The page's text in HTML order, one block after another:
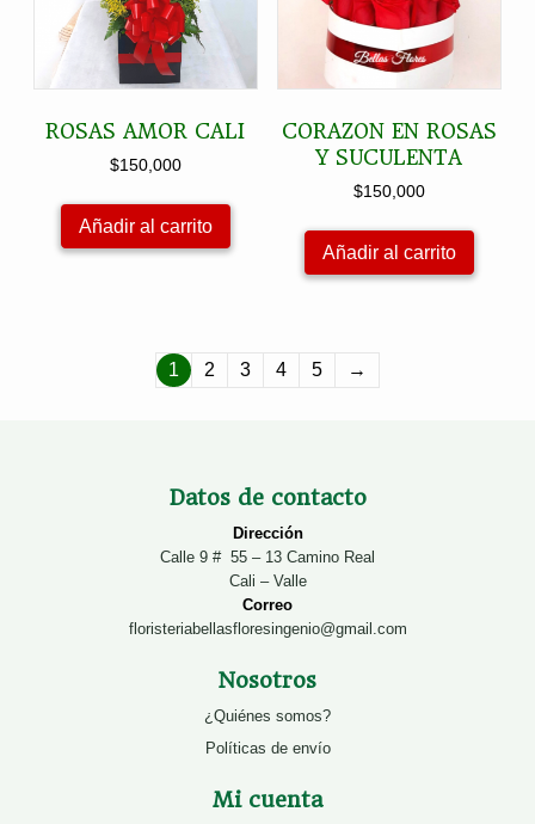
ROSAS AMOR CALI
$150,000
Añadir al carrito
CORAZON EN ROSAS
Y SUCULENTA
$150,000
Añadir al carrito
1 2 3 4 5 →
Datos de contacto
Dirección
Calle 9 # 55 – 13 Camino Real
Cali – Valle
Correo
floristeriabellasfloresingenio@gmail.com
Nosotros
¿Quiénes somos?
Políticas de envío
Mi cuenta